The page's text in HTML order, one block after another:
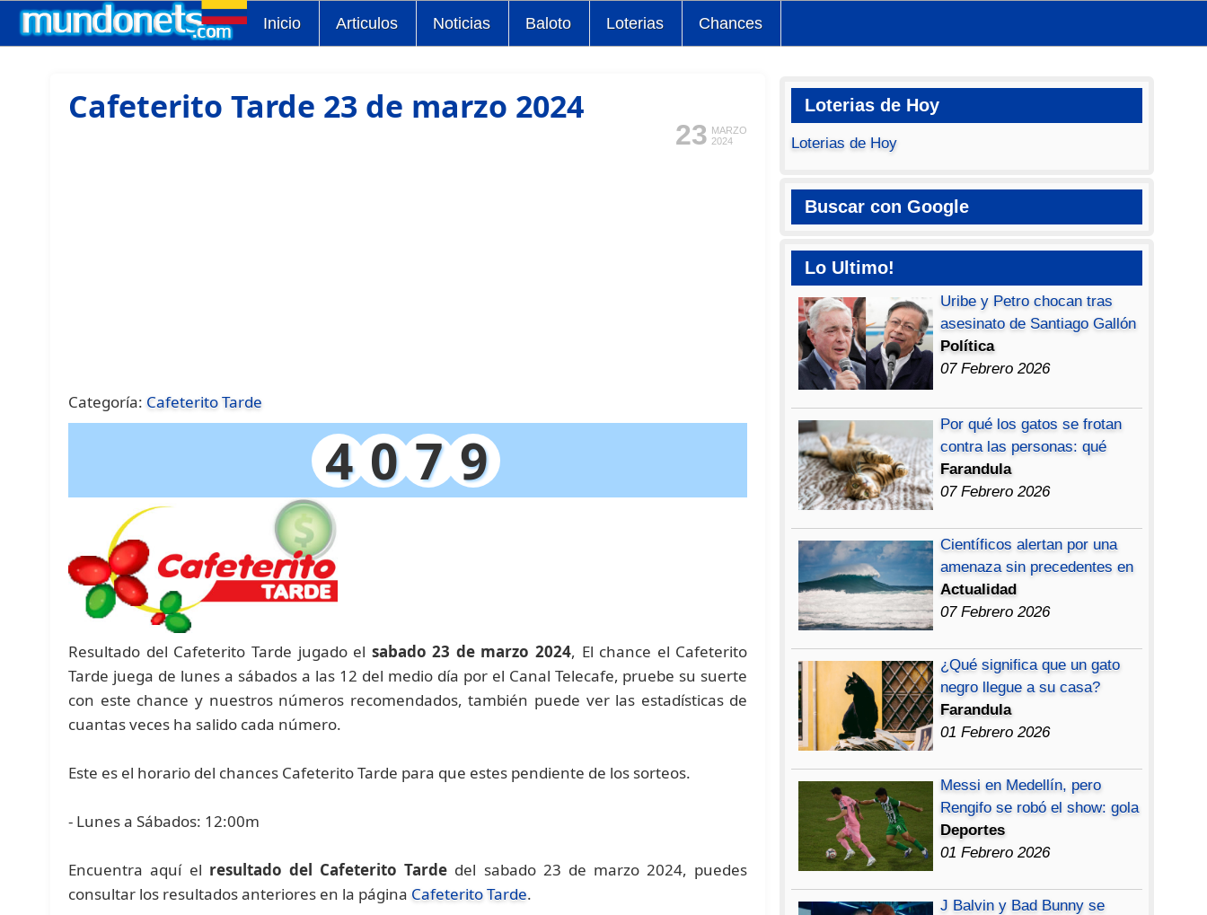
Inicio Articulos Noticias Baloto Loterias Chances
Cafeterito Tarde 23 de marzo 2024
23 MARZO
2024
Categoría: Cafeterito Tarde
4 0 7 9
Resultado del Cafeterito Tarde jugado el sabado 23 de marzo 2024, El chance el Cafeterito
Tarde juega de lunes a sábados a las 12 del medio día por el Canal Telecafe, pruebe su suerte
con este chance y nuestros números recomendados, también puede ver las estadísticas de
cuantas veces ha salido cada número.
Este es el horario del chances Cafeterito Tarde para que estes pendiente de los sorteos.
- Lunes a Sábados: 12:00m
Encuentra aquí el resultado del Cafeterito Tarde del sabado 23 de marzo 2024, puedes
consultar los resultados anteriores en la página Cafeterito Tarde.
Loterias de Hoy
Loterias de Hoy
Buscar con Google
Lo Ultimo!
Uribe y Petro chocan tras
asesinato de Santiago Gallón
Política
07 Febrero 2026
Por qué los gatos se frotan
contra las personas: qué
Farandula
07 Febrero 2026
Científicos alertan por una
amenaza sin precedentes en
Actualidad
07 Febrero 2026
¿Qué significa que un gato
negro llegue a su casa?
Farandula
01 Febrero 2026
Messi en Medellín, pero
Rengifo se robó el show: gola
Deportes
01 Febrero 2026
J Balvin y Bad Bunny se